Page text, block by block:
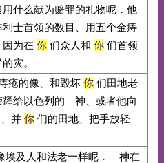
什么献为赔罪的礼物呢．他
士首领的数目、用五个金痔
为在 你们众人和 你们首领
灾。
疮的像、和毁坏 你们田地老
耀给以色列的 神、或者他向
并 你们的田地、把手放轻
埃及人和法老一样呢． 神在